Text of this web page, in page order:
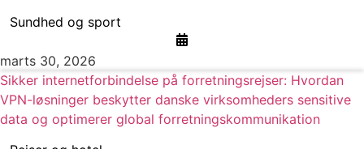
Sundhed og sport
marts 30, 2026
Sikker internetforbindelse på forretningsrejser: Hvordan
VPN-løsninger beskytter danske virksomheders sensitive
data og optimerer global forretningskommunikation